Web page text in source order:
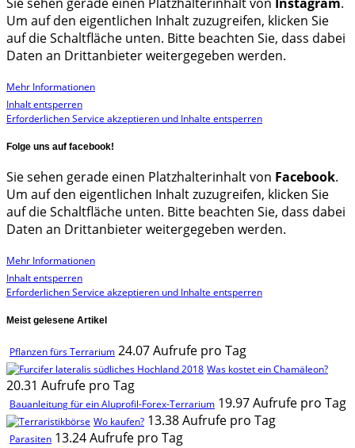
Um auf den eigentlichen Inhalt zuzugreifen, klicken Sie
auf die Schaltfläche unten. Bitte beachten Sie, dass dabei
Daten an Drittanbieter weitergegeben werden.
Mehr Informationen
Inhalt entsperren
Erforderlichen Service akzeptieren und Inhalte entsperren
Folge uns auf facebook!
Sie sehen gerade einen Platzhalterinhalt von Facebook.
Um auf den eigentlichen Inhalt zuzugreifen, klicken Sie
auf die Schaltfläche unten. Bitte beachten Sie, dass dabei
Daten an Drittanbieter weitergegeben werden.
Mehr Informationen
Inhalt entsperren
Erforderlichen Service akzeptieren und Inhalte entsperren
Meist gelesene Artikel
Pflanzen fürs Terrarium 24.07 Aufrufe pro Tag
Was kostet ein Chamäleon?
20.31 Aufrufe pro Tag
Bauanleitung für ein Aluprofil-Forex-Terrarium 19.97 Aufrufe pro Tag
Wo kaufen? 13.38 Aufrufe pro Tag
Parasiten 13.24 Aufrufe pro Tag